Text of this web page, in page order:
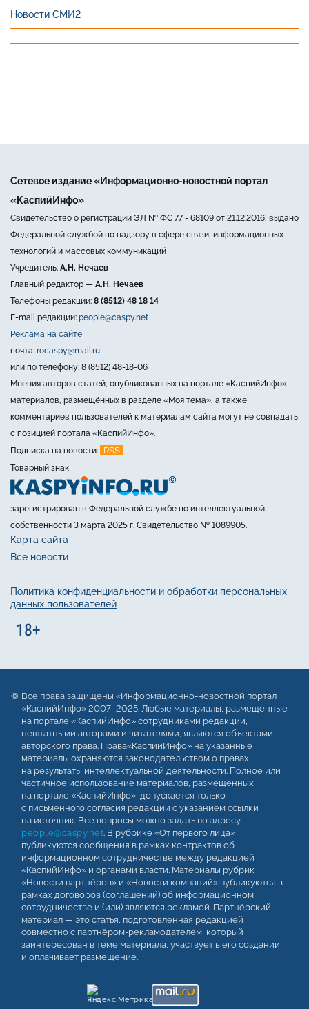
Новости СМИ2
Сетевое издание «Информационно-новостной портал
«КаспийИнфо»
Свидетельство о регистрации ЭЛ № ФС 77 - 68109 от 21.12.2016, выдано
Федеральной службой по надзору в сфере связи, информационных
технологий и массовых коммуникаций
Учредитель: А.Н. Нечаев
Главный редактор — А.Н. Нечаев
Телефоны редакции: 8 (8512) 48 18 14
E-mail редакции: people@caspy.net
Реклама на сайте
почта: rocaspy@mail.ru
или по телефону: 8 (8512) 48-18-06
Мнения авторов статей, опубликованных на портале «КаспийИнфо»,
материалов, размещённых в разделе «Моя тема», а также
комментариев пользователей к материалам сайта могут не совпадать
с позицией портала «КаспийИнфо».
Подписка на новости:
RSS
Товарный знак
зарегистрирован в Федеральной службе по интеллектуальной
собственности 3 марта 2025 г. Свидетельство № 1089905.
Карта сайта
Все новости
Политика конфиденциальности и обработки персональных
данных пользователей
Все права защищены «Информационно-новостной портал
«КаспийИнфо» 2007–2025. Любые материалы, размещенные
на портале «КаспийИнфо» сотрудниками редакции,
нештатными авторами и читателями, являются объектами
авторского права. Права«КаспийИнфо» на указанные
материалы охраняются законодательством о правах
на результаты интеллектуальной деятельности. Полное или
частичное использование материалов, размещенных
на портале «КаспийИнфо», допускается только
с письменного согласия редакции с указанием ссылки
на источник. Все вопросы можно задать по адресу
people@caspy.net. В рубрике «От первого лица»
публикуются сообщения в рамках контрактов об
информационном сотрудничестве между редакцией
«КаспийИнфо» и органами власти. Материалы рубрик
«Новости партнёров» и «Новости компаний» публикуются в
рамках договоров (соглашений) об информационном
сотрудничестве и (или) являются рекламой. Партнёрский
материал — это статья, подготовленная редакцией
совместно с партнёром-рекламодателем, который
заинтересован в теме материала, участвует в его создании
и оплачивает размещение.